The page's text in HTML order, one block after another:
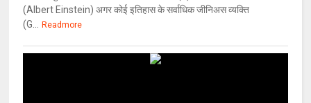
(Albert Einstein) अगर कोई इतिहास के सर्वाधिक जीनिअस व्यक्ति
(G...
Readmore